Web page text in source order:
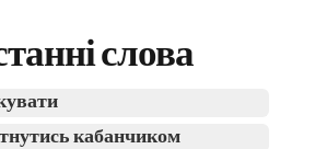
слова
кабанчиком